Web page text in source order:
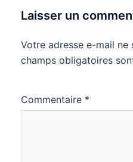
Laisser un
Votre adresse e-mail ne
champs obligatoires
Commentaire *